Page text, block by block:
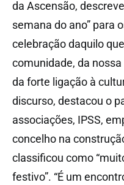
da Ascensão,
semana do ano” para
celebração daquilo
comunidade, da
da forte ligação à
discurso, destacou o
associações, IPSS,
concelho na
classificou como
festivo”. “É um